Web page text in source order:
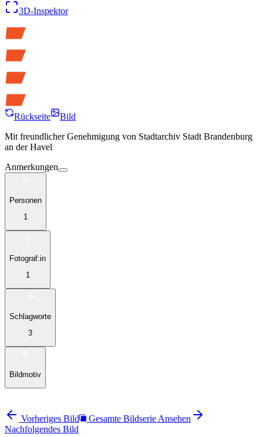
3D-Inspektor
Rückseite
Bild
Mit freundlicher Genehmigung von Stadtarchiv Stadt Brandenburg
an der Havel
Anmerkungen
Personen
1
Fotograf:in
1
Schlagworte
3
Bildmotiv
Vorheriges Bild
Gesamte Bildserie Ansehen
Nachfolgendes Bild